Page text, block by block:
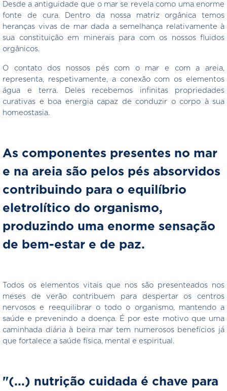
Desde a antiguidade que o mar se revela como uma enorme
fonte de cura. Dentro da nossa matriz orgânica temos
heranças vivas de mar dada a semelhança relativamente à
sua constituição em minerais para com os nossos fluidos
orgânicos.
O contato dos nossos pés com o mar e com a areia,
representa, respetivamente, a conexão com os elementos
água e terra. Deles recebemos infinitas propriedades
curativas e boa energia capaz de conduzir o corpo à sua
homeostasia.
As componentes presentes no mar
e na areia são pelos pés absorvidos
contribuindo para o equilíbrio
eletrolítico do organismo,
produzindo uma enorme sensação
de bem-estar e de paz.
Todos os elementos vitais que nos são presenteados nos
meses de verão contribuem para despertar os centros
nervosos e reequilibrar o todo o organismo, mantendo a
saúde e prevenindo a doença. É por este motivo que uma
caminhada diária à beira mar tem numerosos benefícios já
que fortalece a saúde física, mental e espiritual.
"(...) nutrição cuidada é chave para